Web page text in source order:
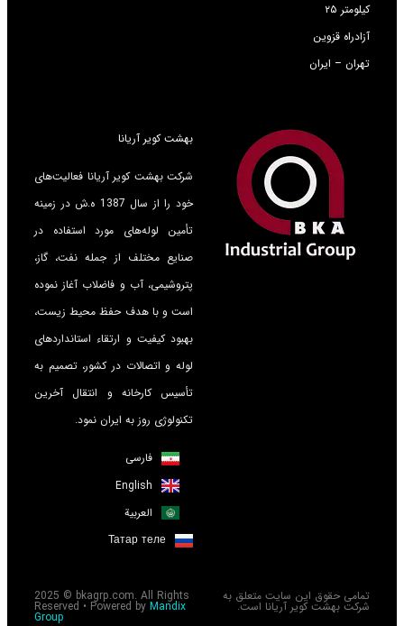
کیلومتر ۲۵
آزادراه قزوین
تهران – ایران
بهشت کویر آریانا
شرکت بهشت کویر آریانا فعالیت‌های
خود را از سال 1387 ه.ش در زمینه
تأمین لوله‌های مورد استفاده در
صنایع مختلف از جمله نفت، گاز،
پتروشیمی، آب و فاضلاب آغاز نموده
است و با هدف حفظ محیط زیست،
بهبود کیفیت و ارتقاء استانداردهای
لوله و اتصالات در کشور، تصمیم به
تأسیس کارخانه و انتقال آخرین
تکنولوژی روز به ایران نمود.
فارسی
English
العربية
Татар теле
تمامی حقوق این سایت متعلق به
شرکت بهشت کویر آریانا است.
2025 © bkagrp.com. All Rights
Reserved • Powered by Mandix
Group